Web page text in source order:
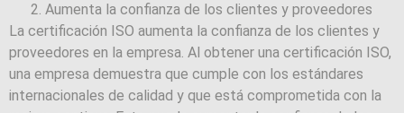
Aumenta la confianza de los clientes y proveedores
La certificación ISO aumenta la confianza de los clientes y
proveedores en la empresa. Al obtener una certificación ISO,
una empresa demuestra que cumple con los estándares
internacionales de calidad y que está comprometida con la